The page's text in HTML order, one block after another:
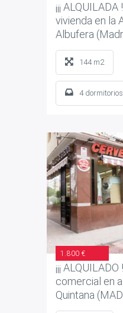
¡¡¡
vivienda en la
Albufera
144 m2
4 dormitorios
1.800 €
¡¡¡
comercial en
Quintana